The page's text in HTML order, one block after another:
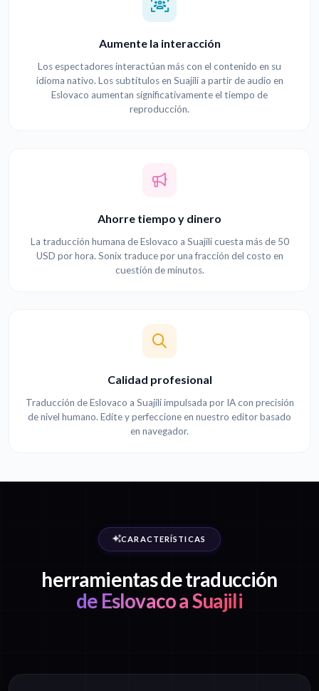
Aumente la interacción
Los espectadores interactúan más con el contenido en su
idioma nativo. Los subtítulos en Suajili a partir de audio en
Eslovaco aumentan significativamente el tiempo de
reproducción.
Ahorre tiempo y dinero
La traducción humana de Eslovaco a Suajili cuesta más de 50
USD por hora. Sonix traduce por una fracción del costo en
cuestión de minutos.
Calidad profesional
Traducción de Eslovaco a Suajili impulsada por IA con precisión
de nivel humano. Edite y perfeccione en nuestro editor basado
en navegador.
CARACTERÍSTICAS
herramientas de traducción
de Eslovaco a Suajili